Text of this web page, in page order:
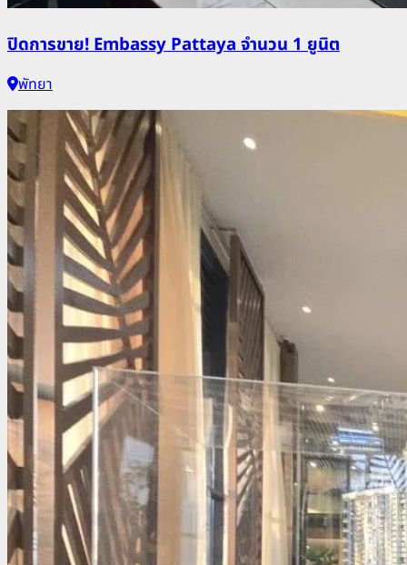
ปิดการขาย! Embassy Pattaya จำนวน 1 ยูนิต
พัทยา